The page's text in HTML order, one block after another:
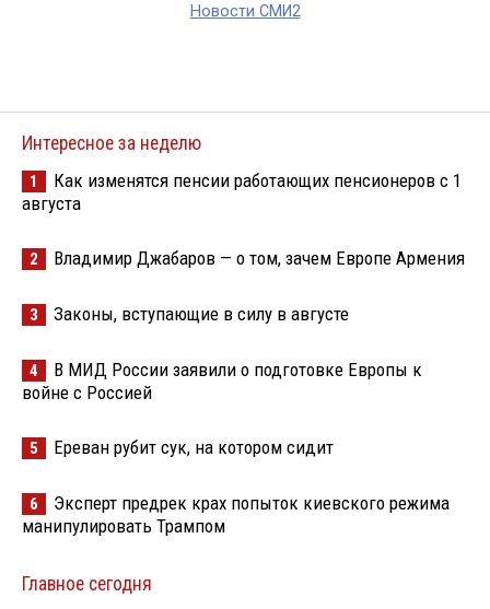
Новости СМИ2
Интересное за неделю
1
Как изменятся пенсии работающих пенсионеров с 1
августа
2 Владимир Джабаров — о том, зачем Европе Армения
3 Законы, вступающие в силу в августе
4
В МИД России заявили о подготовке Европы к
войне с Россией
5 Ереван рубит сук, на котором сидит
6
Эксперт предрек крах попыток киевского режима
манипулировать Трампом
Главное сегодня